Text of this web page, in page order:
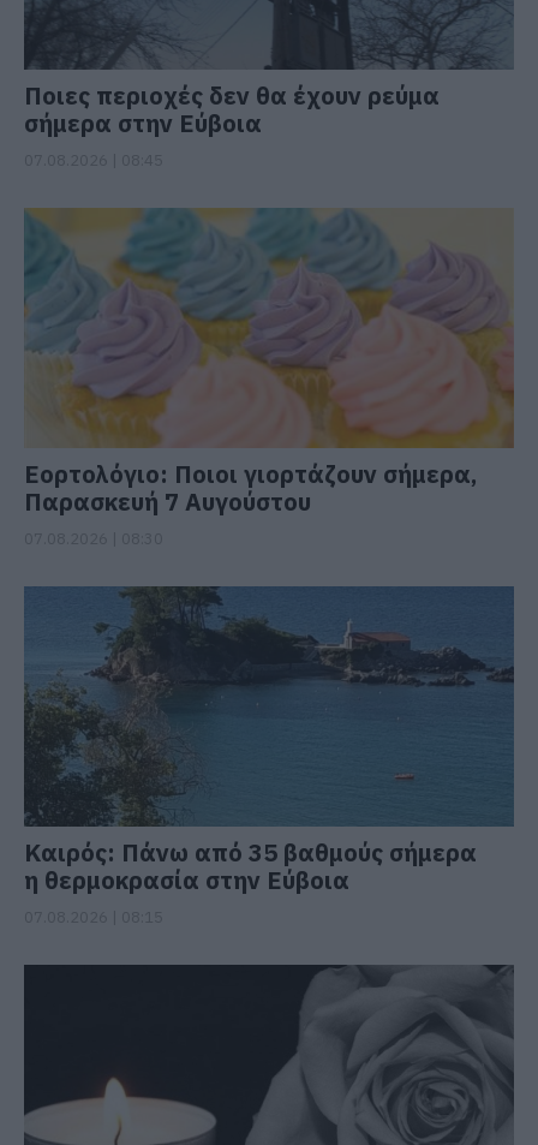
Ποιες περιοχές δεν θα έχουν ρεύμα
σήμερα στην Εύβοια
Εορτολόγιο: Ποιοι γιορτάζουν σήμερα,
Παρασκευή 7 Αυγούστου
Καιρός: Πάνω από 35 βαθμούς σήμερα
η θερμοκρασία στην Εύβοια